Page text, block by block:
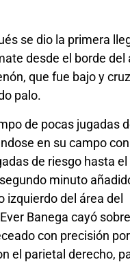
se dio la primera
desde el borde del
que fue bajo y
palo.
de pocas jugadas
en su campo
de riesgo hasta
minuto
izquierdo del área del
Banega cayó
con precisión
el parietal derecho,